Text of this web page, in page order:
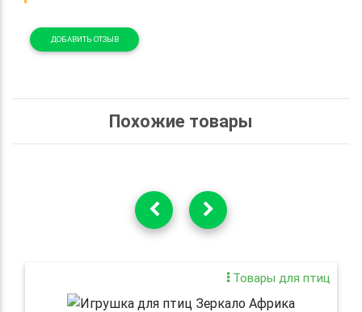
ДОБАВИТЬ ОТЗЫВ
Похожие товары
Товары для птиц